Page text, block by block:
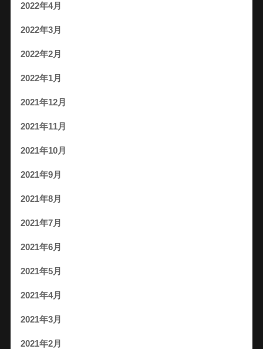
2022年4月
2022年3月
2022年2月
2022年1月
2021年12月
2021年11月
2021年10月
2021年9月
2021年8月
2021年7月
2021年6月
2021年5月
2021年4月
2021年3月
2021年2月